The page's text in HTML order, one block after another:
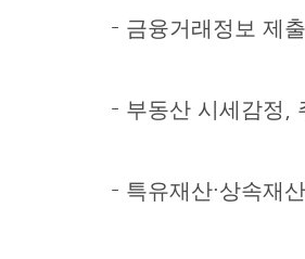
– 금융거래정보 제
– 부동산 시세감정,
– 특유재산·상속재